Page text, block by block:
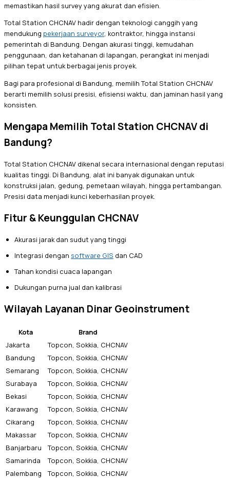
memastikan hasil survey yang akurat dan efisien.
Total Station CHCNAV hadir dengan teknologi canggih yang
mendukung pekerjaan surveyor, kontraktor, hingga instansi
pemerintah di Bandung. Dengan akurasi tinggi, kemudahan
penggunaan, dan ketahanan di lapangan, perangkat ini menjadi
pilihan tepat untuk berbagai jenis proyek.
Bagi para profesional di Bandung, memilih Total Station CHCNAV
berarti memilih solusi presisi, efisiensi waktu, dan jaminan hasil yang
konsisten.
Mengapa Memilih Total Station CHCNAV di
Bandung?
Total Station CHCNAV dikenal secara internasional dengan reputasi
kualitas tinggi. Di Bandung, alat ini banyak digunakan untuk
konstruksi jalan, gedung, pemetaan wilayah, hingga pertambangan.
Presisi data menjadi kunci keberhasilan proyek.
Fitur & Keunggulan CHCNAV
Akurasi jarak dan sudut yang tinggi
Integrasi dengan software GIS dan CAD
Tahan kondisi cuaca lapangan
Dukungan purna jual dan kalibrasi
Wilayah Layanan Dinar Geoinstrument
Kota
Brand
Jakarta
Topcon, Sokkia, CHCNAV
Bandung
Topcon, Sokkia, CHCNAV
Semarang
Topcon, Sokkia, CHCNAV
Surabaya
Topcon, Sokkia, CHCNAV
Bekasi
Topcon, Sokkia, CHCNAV
Karawang
Topcon, Sokkia, CHCNAV
Cikarang
Topcon, Sokkia, CHCNAV
Makassar
Topcon, Sokkia, CHCNAV
Banjarbaru
Topcon, Sokkia, CHCNAV
Samarinda
Topcon, Sokkia, CHCNAV
Palembang
Topcon, Sokkia, CHCNAV